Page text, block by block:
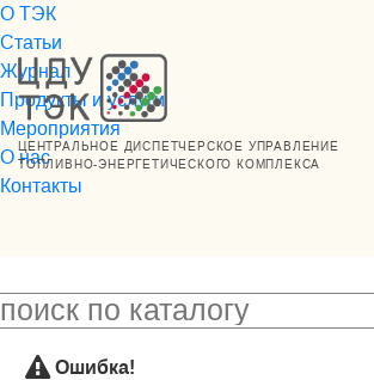
ЦЕНТРАЛЬНОЕ ДИСПЕТЧЕРСКОЕ УПРАВЛЕНИЕ
ТОПЛИВНО-ЭНЕРГЕТИЧЕСКОГО КОМПЛЕКСА
О ТЭК
Статьи
Журнал
Продукты и услуги
Мероприятия
О нас
Контакты
Ошибка!